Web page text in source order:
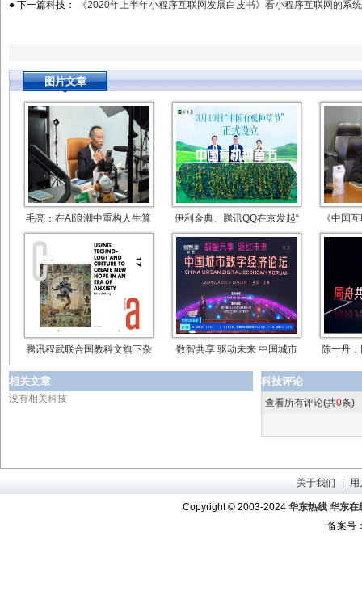
● 下一篇科技：
《2020年上半年小程序互联网发展白皮书》看小程序互联网的系
图片文章
毛亮：在AI浪潮中重构人生算 伊利金典、腾讯QQ在京发起“ 《中国
腾讯程武联合国教科文旗下杂 数智共享 驱动未来 中国城市 陈一丹
相关文章
没有相关科技
科技评论
查看所有评论(共0条)
关于我们 用
Copyright © 2003-2024 华东热线 华东
备案号